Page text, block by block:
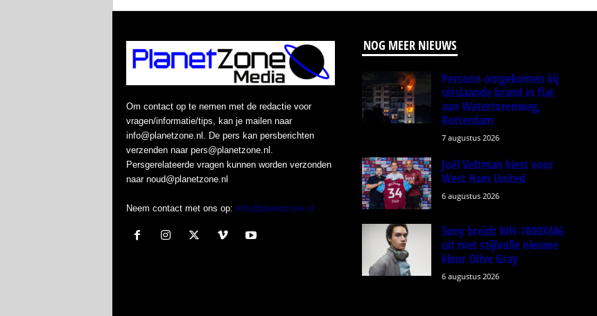
Om contact op te nemen met de redactie voor
vragen/informatie/tips, kan je mailen naar
info@planetzone.nl. De pers kan persberichten
verzenden naar pers@planetzone.nl.
Persgerelateerde vragen kunnen worden verzonden
naar noud@planetzone.nl
Neem contact met ons op: Info@planetzone.nl
NOG MEER NIEUWS
Persoon omgekomen bij
uitslaande brand in flat
aan Watertorenweg,
Rotterdam
7 augustus 2026
Joël Veltman kiest voor
West Ham United
6 augustus 2026
Sony breidt WH-1000XM6
uit met stijlvolle nieuwe
kleur Olive Gray
6 augustus 2026